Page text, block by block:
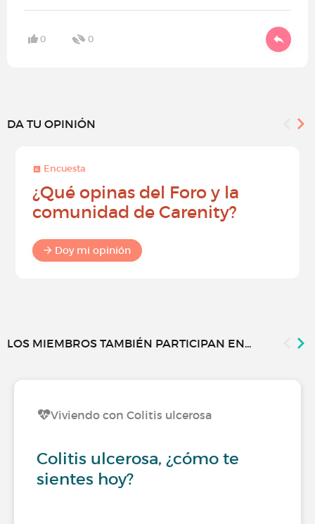
0 0
DA TU OPINIÓN
Encuesta
¿Qué opinas del Foro y la
comunidad de Carenity?
Doy mi opinión
LOS MIEMBROS TAMBIÉN PARTICIPAN EN...
Viviendo con Colitis ulcerosa
Colitis ulcerosa, ¿cómo te
sientes hoy?